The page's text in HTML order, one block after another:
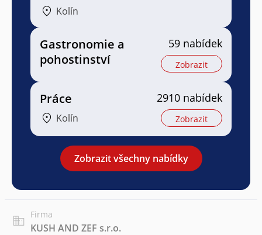
Kolín
Gastronomie a
pohostinství
59 nabídek
Zobrazit
Práce
Kolín
2910 nabídek
Zobrazit
Zobrazit všechny nabídky
Firma
KUSH AND ZEF s.r.o.